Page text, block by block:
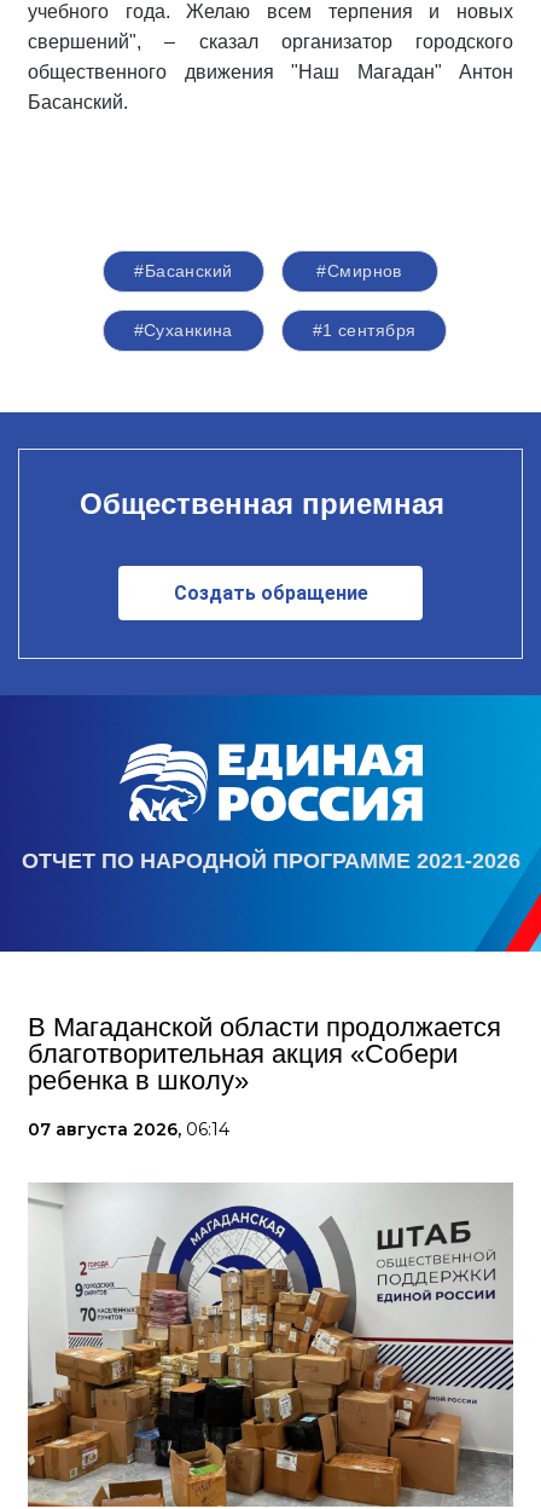
учебного года. Желаю всем терпения и новых
свершений", – сказал организатор городского
общественного движения "Наш Магадан" Антон
Басанский.
#Басанский #Смирнов
#Суханкина #1 сентября
Общественная приемная
Создать обращение
ОТЧЕТ ПО НАРОДНОЙ ПРОГРАММЕ 2021-2026
В Магаданской области продолжается
благотворительная акция «Собери
ребенка в школу»
07 августа 2026, 06:14